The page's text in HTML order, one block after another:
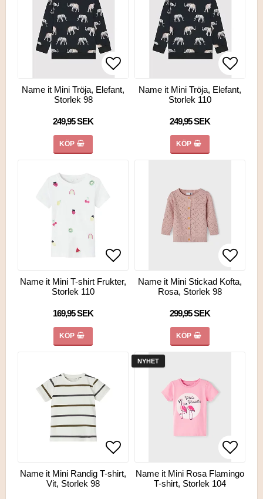
Lägg till i favoritlistan
Name it Mini Tröja, Elefant,
Storlek 98
249,95 SEK
KÖP
Lägg
Name it Mini Tröja, Elefant,
Storlek 110
249,95 SEK
KÖP
Lägg till i favoritlistan
Lägg till i favoritlistan
Name it Mini T-shirt Frukter,
Storlek 110
169,95 SEK
KÖP
Lägg
Lägg
Name it Mini Stickad Kofta,
Rosa, Storlek 98
299,95 SEK
KÖP
Lägg till i favoritlistan
Lägg till i favoritlistan
Name it Mini Randig T-shirt,
Vit, Storlek 98
NYHET
Lägg
Lägg
Name it Mini Rosa Flamingo
T-shirt, Storlek 104